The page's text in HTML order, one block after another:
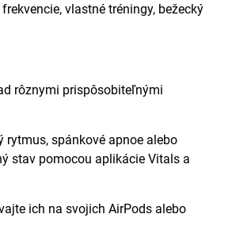
vlastné tréningy, bežecký
rôznymi prispôsobiteľnými
rytmus, spánkové apnoe alebo
stav pomocou aplikácie Vitals a
ich na svojich AirPods alebo